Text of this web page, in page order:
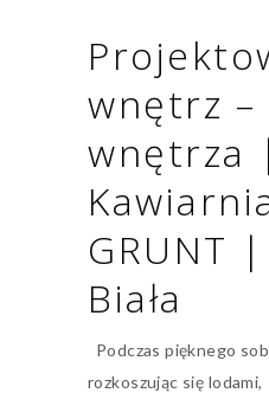
wnętrz –
wnętrza |
GRUNT
Biała
Podczas pięknego
rozkoszując się